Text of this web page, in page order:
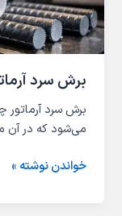
برش سرد
برش سرد
می‌شود که در آن
خواندن نوشته »